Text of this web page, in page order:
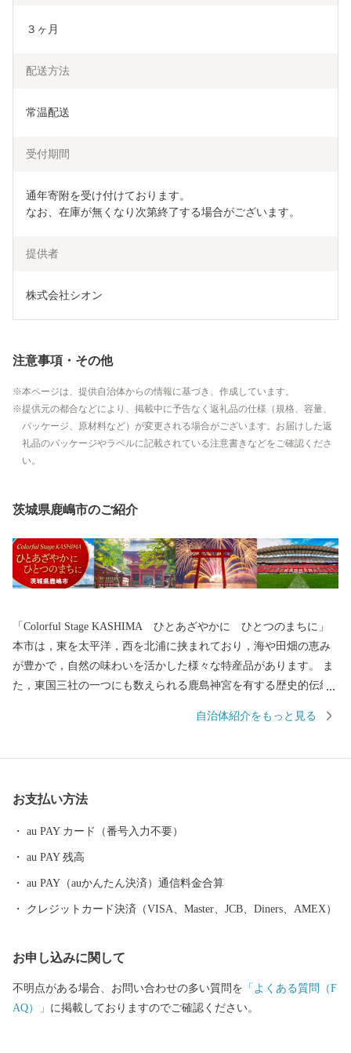
３ヶ月
配送方法
常温配送
受付期間
通年寄附を受け付けております。
なお、在庫が無くなり次第終了する場合がございます。
提供者
株式会社シオン
注意事項・その他
本ページは、提供自治体からの情報に基づき、作成しています。
提供元の都合などにより、掲載中に予告なく返礼品の仕様（規格、容量、
パッケージ、原材料など）が変更される場合がございます。お届けした返
礼品のパッケージやラベルに記載されている注意書きなどをご確認くださ
い。
茨城県鹿嶋市のご紹介
「Colorful Stage KASHIMA ひとあざやかに ひとつのまちに」
本市は，東を太平洋，西を北浦に挟まれており，海や田畑の恵み
が豊かで，自然の味わいを活かした様々な特産品があります。 ま
た，東国三社の一つにも数えられる鹿島神宮を有する歴史的伝統
ポーツが盛んであり，魅力と活力にあふれたまちです。 2021年に
セス≫ ・鹿嶋⇔東京間 ＪＲ鹿島線，東関東自動車道 約２
田空港からのアクセスも良好ですので，ぜひ一度お越しくださ
い！ ■□■……………………………………………………… ■ お礼の
品・証明書等に関するお問い合わせはこちらへ 鹿嶋市ふるさと納
※営業時間外のお問い合わせは、翌営業日以降にご連絡いたしま
自治体紹介をもっと見る
お支払い方法
au PAY カード（番号入力不要）
au PAY 残高
au PAY（auかんたん決済）通信料金合算
クレジットカード決済（VISA、Master、JCB、Diners、AMEX）
お申し込みに関して
不明点がある場合、お問い合わせの多い質問を 「よくある質問（F
AQ）」 に掲載しておりますのでご確認ください。